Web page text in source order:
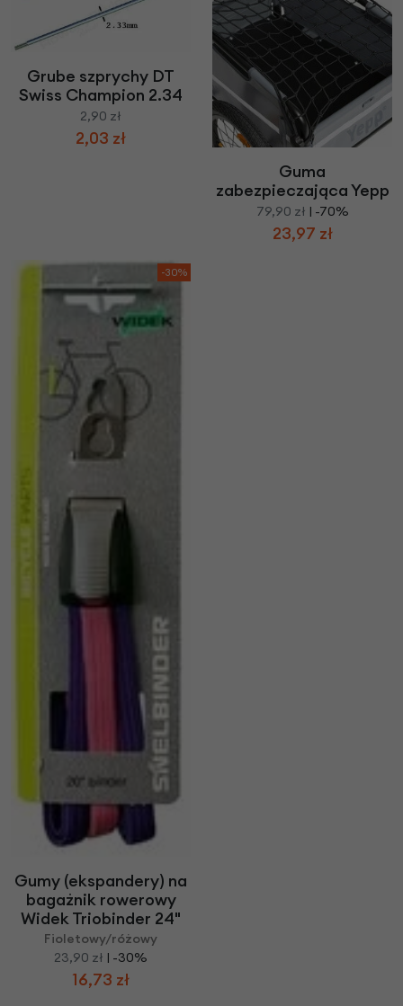
Grube szprychy DT
Swiss Champion 2.34
2,90 zł
2,03 zł
Guma
zabezpieczająca Yepp
79,90 zł | -70%
23,97 zł
-30%
Gumy (ekspandery) na
bagażnik rowerowy
Widek Triobinder 24"
Fioletowy/różowy
23,90 zł | -30%
16,73 zł